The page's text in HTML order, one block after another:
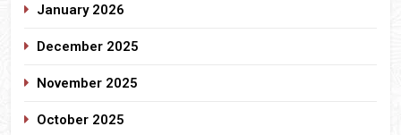
January 2026
December 2025
November 2025
October 2025